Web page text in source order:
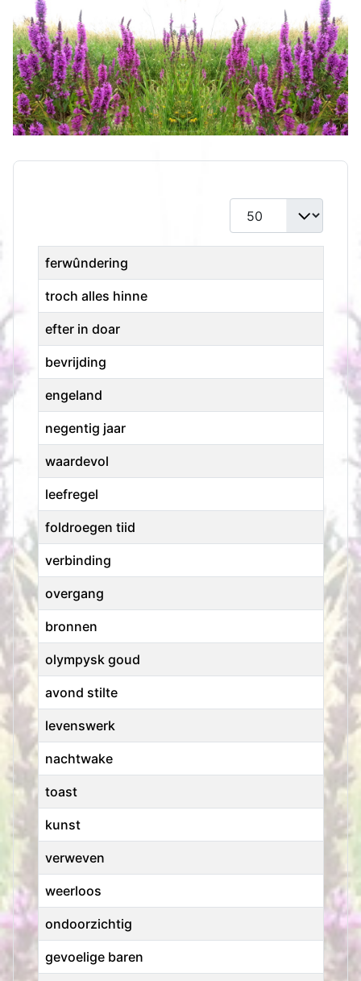
Toon #
Titel
ferwûndering
troch alles hinne
efter in doar
bevrijding
engeland
negentig jaar
waardevol
leefregel
foldroegen tiid
verbinding
overgang
bronnen
olympysk goud
avond stilte
levenswerk
nachtwake
toast
kunst
verweven
weerloos
ondoorzichtig
gevoelige baren